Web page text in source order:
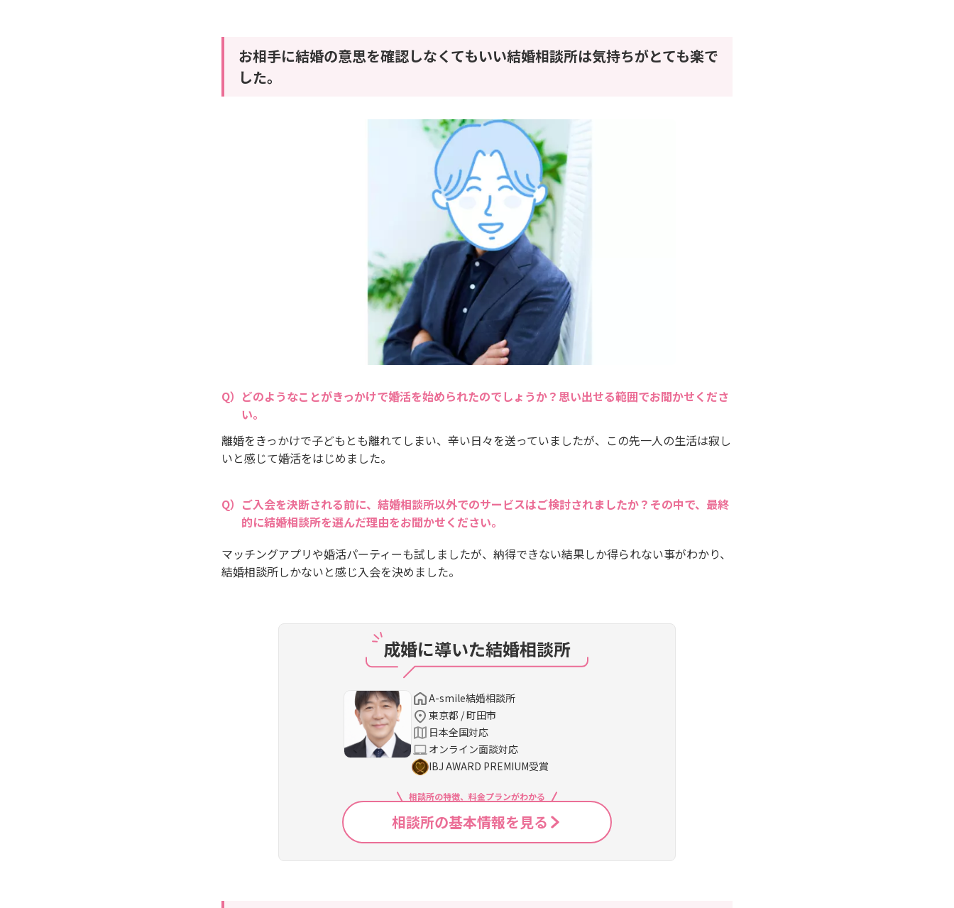
お相手に結婚の意思を確認しなくてもいい結婚相談所は気持ちがとても楽で
した。
どのようなことがきっかけで婚活を始められたのでしょうか？思い出せる範囲でお聞かせくださ
い。
離婚をきっかけで子どもとも離れてしまい、辛い日々を送っていましたが、この先一人の生活は寂し
いと感じて婚活をはじめました。
ご入会を決断される前に、結婚相談所以外でのサービスはご検討されましたか？その中で、最終
的に結婚相談所を選んだ理由をお聞かせください。
マッチングアプリや婚活パーティーも試しましたが、納得できない結果しか得られない事がわかり、
結婚相談所しかないと感じ入会を決めました。
成婚に導いた結婚相談所
A-smile結婚相談所
東京都 / 町田市
日本全国対応
オンライン面談対応
IBJ AWARD PREMIUM受賞
相談所の特徴、料金プランがわかる
相談所の基本情報を見る